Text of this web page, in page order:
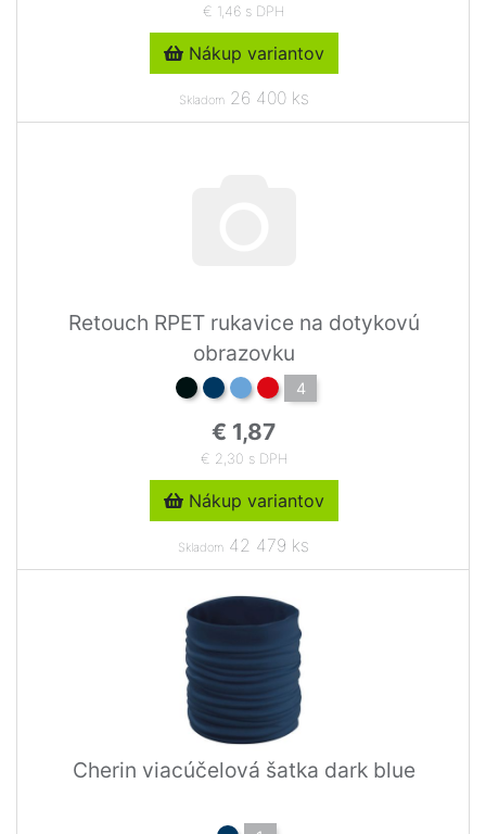
€ 1,46 s DPH
Nákup variantov
Skladom26 400 ks
Retouch RPET rukavice na dotykovú
obrazovku
4
€ 1,87
€ 2,30 s DPH
Nákup variantov
Skladom 42 479 ks
Cherin viacúčelová šatka dark blue